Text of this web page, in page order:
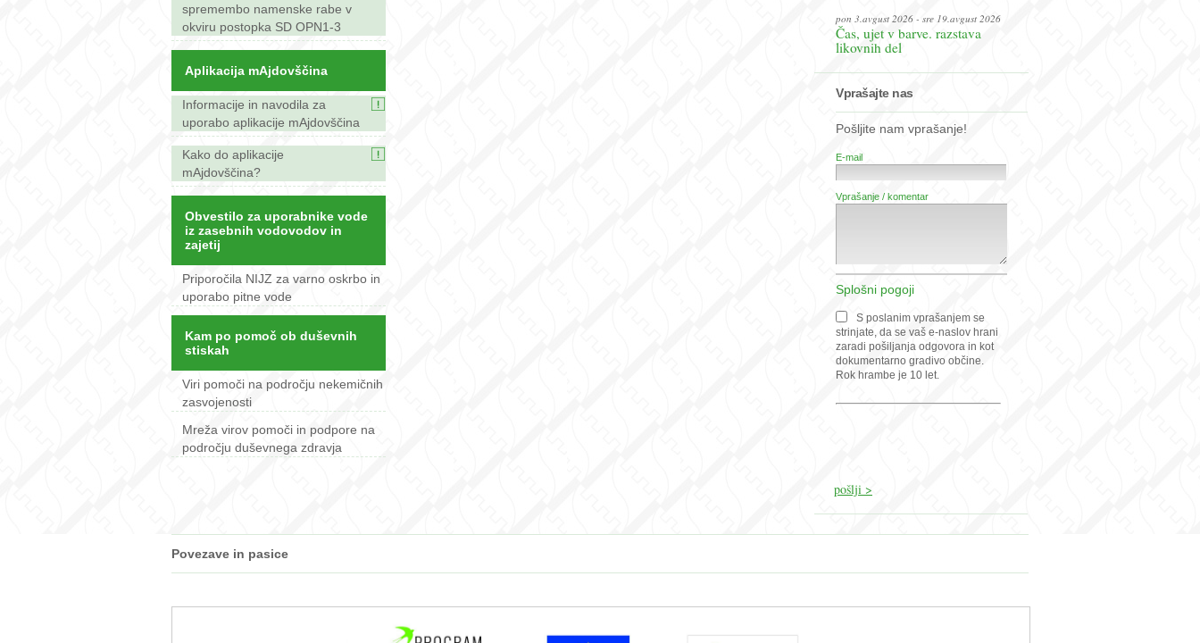
spremembo namenske rabe v
okviru postopka SD OPN1-3
Aplikacija mAjdovščina
Informacije in navodila za
uporabo aplikacije mAjdovščina
Kako do aplikacije
mAjdovščina?
Obvestilo za uporabnike vode
iz zasebnih vodovodov in
zajetij
Priporočila NIJZ za varno oskrbo in
uporabo pitne vode
Kam po pomoč ob duševnih
stiskah
Viri pomoči na področju nekemičnih
zasvojenosti
Mreža virov pomoči in podpore na
področju duševnega zdravja
pon 3.avgust 2026 - sre 19.avgust 2026
Čas, ujet v barve. razstava
likovnih del
Vprašajte nas
Pošljite nam vprašanje!
E-mail
Vprašanje / komentar
Splošni pogoji
S poslanim vprašanjem se
strinjate, da se vaš e-naslov hrani
zaradi pošiljanja odgovora in kot
dokumentarno gradivo občine.
Rok hrambe je 10 let.
Povezave in pasice